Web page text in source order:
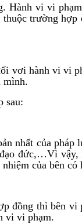
vi vi
trường
vơi hành vi vi
mình.
sau:
nhất của
đức,…Vì vậy,
của bên có
đồng thì bên vi
vi vi phạm.